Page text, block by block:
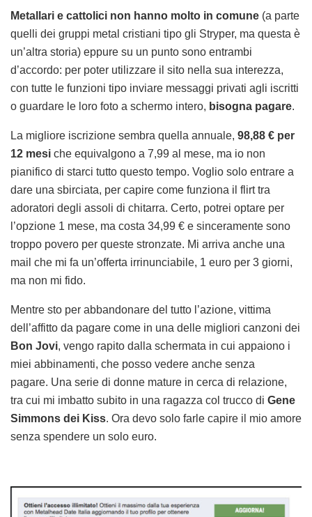
Metallari e cattolici non hanno molto in comune (a parte
quelli dei gruppi metal cristiani tipo gli Stryper, ma questa è
un’altra storia) eppure su un punto sono entrambi
d’accordo: per poter utilizzare il sito nella sua interezza,
con tutte le funzioni tipo inviare messaggi privati agli iscritti
o guardare le loro foto a schermo intero, bisogna pagare.
La migliore iscrizione sembra quella annuale, 98,88 € per
12 mesi che equivalgono a 7,99 al mese, ma io non
pianifico di starci tutto questo tempo. Voglio solo entrare a
dare una sbirciata, per capire come funziona il flirt tra
adoratori degli assoli di chitarra. Certo, potrei optare per
l’opzione 1 mese, ma costa 34,99 € e sinceramente sono
troppo povero per queste stronzate. Mi arriva anche una
mail che mi fa un’offerta irrinunciabile, 1 euro per 3 giorni,
ma non mi fido.
Mentre sto per abbandonare del tutto l’azione, vittima
dell’affitto da pagare come in una delle migliori canzoni dei
Bon Jovi, vengo rapito dalla schermata in cui appaiono i
miei abbinamenti, che posso vedere anche senza
pagare. Una serie di donne mature in cerca di relazione,
tra cui mi imbatto subito in una ragazza col trucco di Gene
Simmons dei Kiss. Ora devo solo farle capire il mio amore
senza spendere un solo euro.